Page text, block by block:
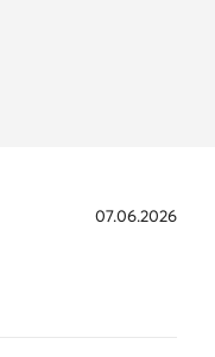
07.06.2026